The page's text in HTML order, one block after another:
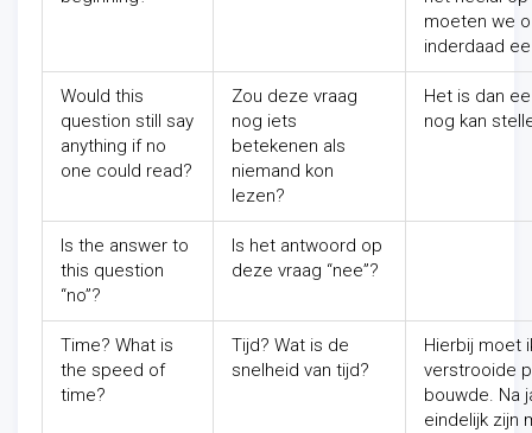
moeten we
inderdaad
Would this
question still say
anything if no
one could read?
Zou deze vraag
nog iets
betekenen als
niemand kon
lezen?
Het is dan
nog kan
Is the answer to
this question
“no”?
Is het antwoord op
deze vraag “nee”?
Time? What is
the speed of
time?
Tijd? Wat is de
snelheid van tijd?
Hierbij moet
verstrooide
bouwde. Na
eindelijk zijn